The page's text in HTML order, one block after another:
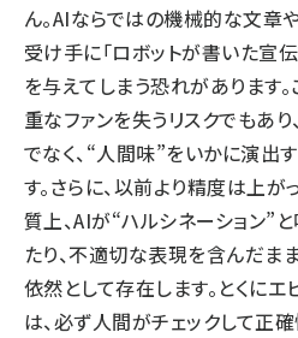
ん。AIならではの機械的な文章
受け手に「ロボットが書いた宣
を与えてしまう恐れがあります
重なファンを失うリスクでもあ
でなく、“人間味”をいかに演出
す。さらに、以前より精度は上
質上、AIが“ハルシネーション”
たり、不適切な表現を含んだま
依然として存在します。とくに
は、必ず人間がチェックして正